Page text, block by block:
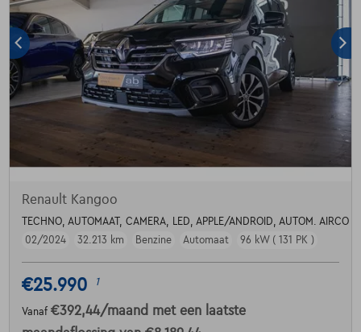
Renault Kangoo
TECHNO, AUTOMAAT, CAMERA, LED, APPLE/ANDROID, AUTOM. AIRCO
02/2024
32.213 km Benzine Automaat 96 kW ( 131 PK )
€25.990 1
Vanaf €392,44/maand met een laatste